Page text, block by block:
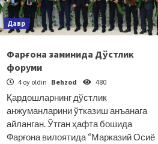
Давр
Фарғона заминида Дўстлик
форуми
4 oy oldin Behzod 480
Қардошларнинг дўстлик
анжуманларини ўтказиш анъанага
айланган. Ўтган ҳафта бошида
Фарғона вилоятида “Марказий Осиё